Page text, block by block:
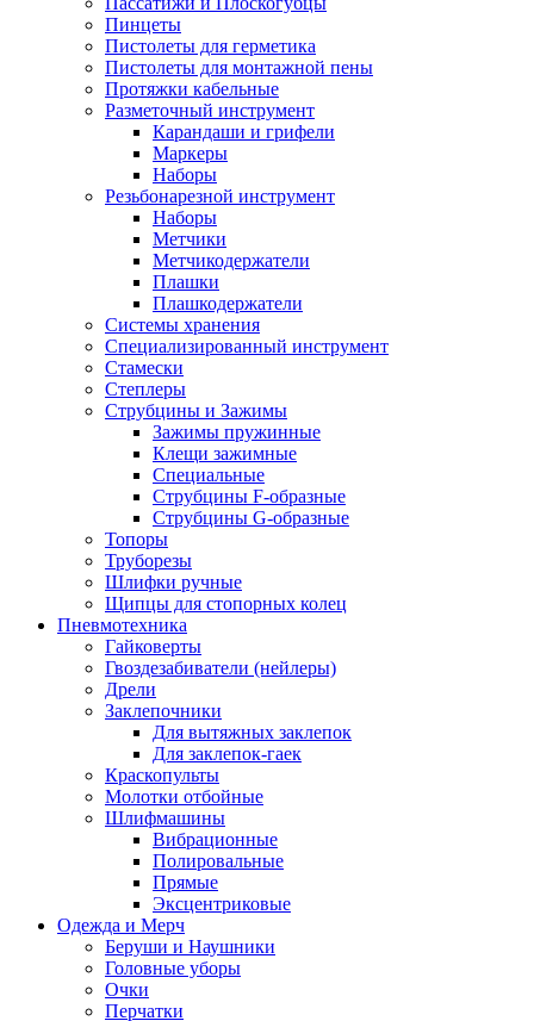
Пинцеты
Пистолеты для герметика
Пистолеты для монтажной пены
Протяжки кабельные
Разметочный инструмент
Карандаши и грифели
Маркеры
Наборы
Резьбонарезной инструмент
Наборы
Метчики
Метчикодержатели
Плашки
Плашкодержатели
Системы хранения
Специализированный инструмент
Стамески
Степлеры
Струбцины и Зажимы
Зажимы пружинные
Клещи зажимные
Специальные
Струбцины F-образные
Струбцины G-образные
Топоры
Труборезы
Шлифки ручные
Щипцы для стопорных колец
Пневмотехника
Гайковерты
Гвоздезабиватели (нейлеры)
Дрели
Заклепочники
Для вытяжных заклепок
Для заклепок-гаек
Краскопульты
Молотки отбойные
Шлифмашины
Вибрационные
Полировальные
Прямые
Эксцентриковые
Одежда и Мерч
Беруши и Наушники
Головные уборы
Очки
Перчатки